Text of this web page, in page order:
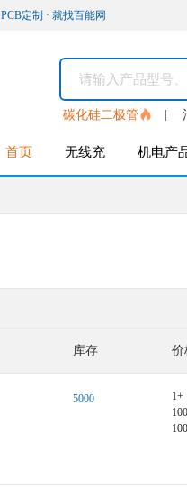
PCB定制 · 就找百能网
碳化硅二极管
首页 无线充 机电产
库存 价
5000
1+